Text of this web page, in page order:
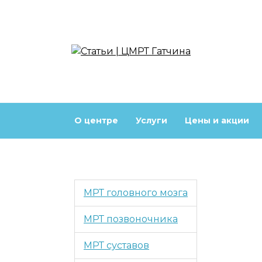
О центре Услуги Цены и акции
МРТ головного мозга
МРТ позвоночника
МРТ суставов